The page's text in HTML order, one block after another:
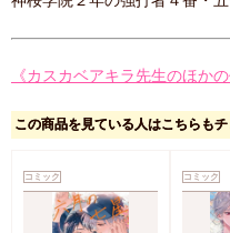
《カスカベアキラ先生のほか
この商品を見ている人はこちらも
コミック コミック